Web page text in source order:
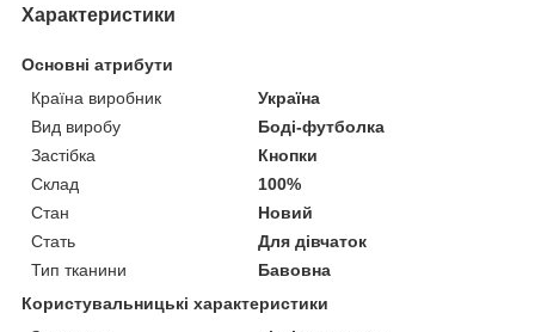
Характеристики
Основні атрибути
Країна виробник
Україна
Вид виробу
Боді-футболка
Застібка
Кнопки
Склад
100%
Стан
Новий
Стать
Для дівчаток
Тип тканини
Бавовна
Користувальницькі характеристики